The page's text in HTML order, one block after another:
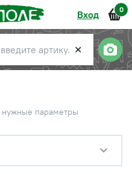
Вход 0
✕
нужные параметры